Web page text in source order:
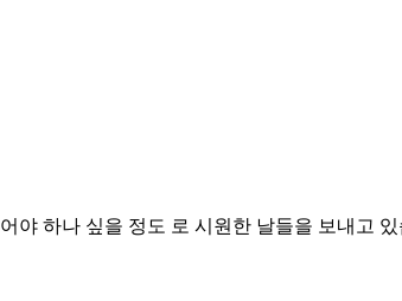
하나 싶을 정도 로 시원한 날들을 보내고